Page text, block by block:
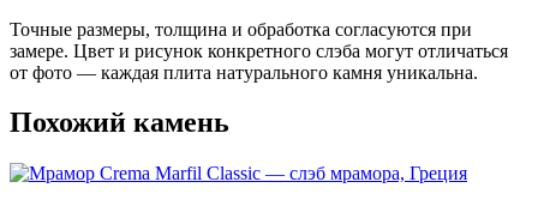
Точные размеры, толщина и обработка согласуются при
замере. Цвет и рисунок конкретного слэба могут отличаться
от фото — каждая плита натурального камня уникальна.
Похожий камень